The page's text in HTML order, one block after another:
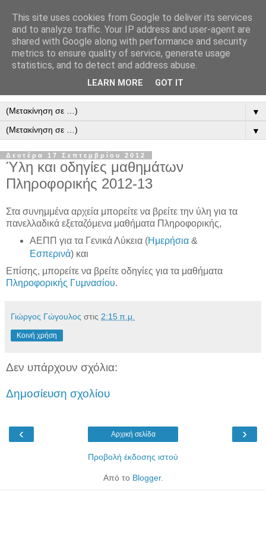
▼
▼
Δευτέρα 17 Σεπτεμβρίου 2012
Ύλη και οδηγίες μαθημάτων
Πληροφορικής 2012-13
Στα συνημμένα αρχεία μπορείτε να βρείτε την ύλη για τα
πανελλαδικά εξεταζόμενα μαθήματα Πληροφορικής,
ΑΕΠΠ για τα Γενικά Λύκεια (Ημερήσια &
Εσπερινά) και
Επίσης, μπορείτε να βρείτε οδηγίες για τα μαθήματα
Πληροφορικής Γυμνασίου.
Γιώργος Γώγουλος στις 2:15 π.μ.
Κοινή χρήση
Δεν υπάρχουν σχόλια:
Δημοσίευση σχολίου
‹ ›
Αρχική σελίδα
Προβολή έκδοσης ιστού
Από το Blogger.
This site uses cookies from Google to deliver its services
and to analyze traffic. Your IP address and user-agent are
shared with Google along with performance and security
metrics to ensure quality of service, generate usage
statistics, and to detect and address abuse.
LEARN MORE GOT IT